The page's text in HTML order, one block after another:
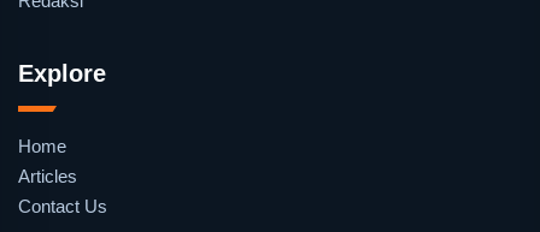
Explore
Home
Articles
Contact Us